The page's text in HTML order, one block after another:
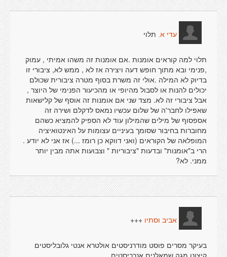
עדי א. תלוי
תלוי למה קוראים אומנות .אם אומנות זה משהו אמיתי , עמוק
,פנימי ובא מתוך חופש דעה ויצירה אז לא , ממש לא, ציבורי זו
בדיוק לא המילה .אולי זה משרת בסוף מטרה ציבורית שכולם
יכולים להנות או לסבול מהיופי או מהכיעור הפנימי של היוצר ,
אבל ציבורי זה לא. מצד שני אם אומנות זה אוסף של קלישאות
שאפילו לחבר'ה של שלום עכשיו נמאס לדקלם ושירה זה
אספסוף של מילים שהמילון עוד לא הספיק להמציא כשהם
מחוברות בחיבור שסומך בעיניים עצומות על האינטואיציה
המופלאה של הקוראים (ואני דווקא כן רומז ...) אז אני לא יודע .
הרי ב"אומנות" ובדעות "ציבוריות " וצבועות אתה מבין יותר
ממני. לא?
אביב וסתיו +++
בעיקר מסרים פוסט מודרניסטים אולטרא אנטי גלובליסטים
קיצונו מגה שמאלנים אנרכיסטים